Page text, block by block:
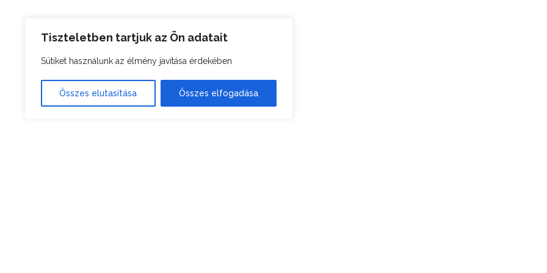
Tiszteletben tartjuk az Ön adatait
Sütiket használunk az élmény javítása érdekében
Összes elutasítása Összes elfogadása